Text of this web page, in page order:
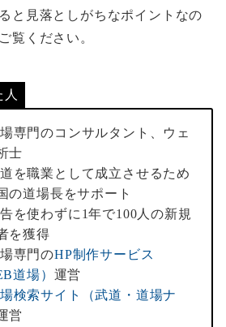
と見落としがちなポイントなの
覧ください。
専門のコンサルタント、ウェ
士
を職業として成立させるため
の道場長をサポート
を使わずに1年で100人の新規
を獲得
専門のHP制作サービス
道場） 運営
検索サイト（武道・道場ナ
営